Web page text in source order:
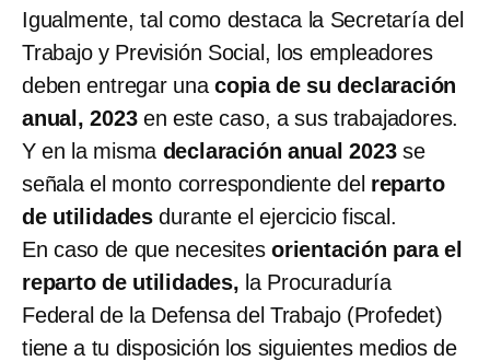
Igualmente, tal como destaca la Secretaría del
Trabajo y Previsión Social, los empleadores
deben entregar unacopia de su declaración
anual, 2023en este caso, a sus trabajadores.
Y en la misma declaración anual 2023se
señala el monto correspondiente del reparto
de utilidades durante el ejercicio fiscal.
En caso de que necesites orientación para el
reparto de utilidades, la Procuraduría
Federal de la Defensa del Trabajo (Profedet)
tiene a tu disposición los siguientes medios de